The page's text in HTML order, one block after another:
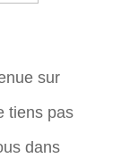
sur
tiens pas
dans